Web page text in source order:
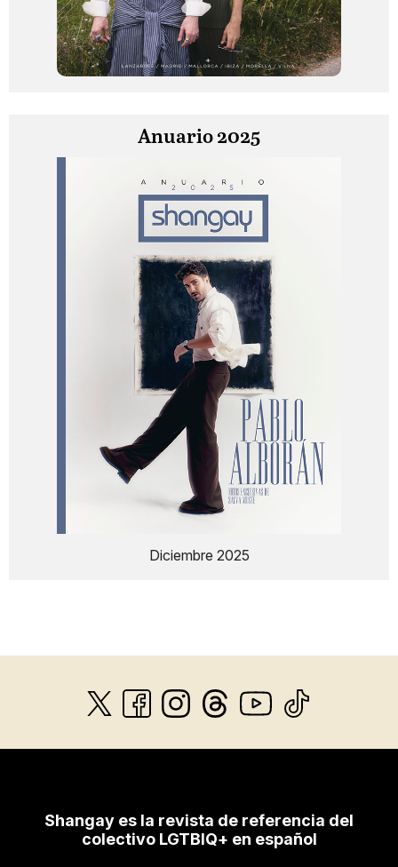
Anuario 2025
Diciembre 2025
Shangay es la revista de referencia del
colectivo LGTBIQ+ en español